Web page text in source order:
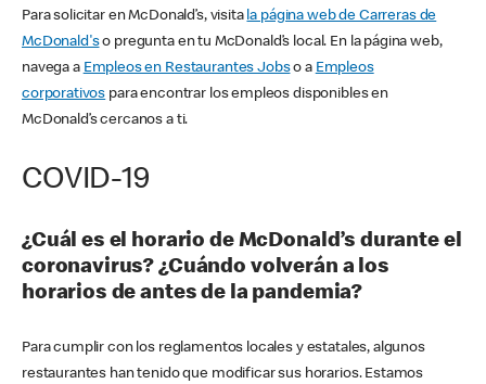
Para solicitar en McDonald’s, visita la página web de Carreras de
McDonald'so pregunta en tu McDonald’s local. En la página web,
navega a Empleos en Restaurantes Jobso a Empleos
corporativos para encontrar los empleos disponibles en
McDonald’s cercanos a ti.
COVID-19
¿Cuál es el horario de McDonald’s durante el
coronavirus? ¿Cuándo volverán a los
horarios de antes de la pandemia?
Para cumplir con los reglamentos locales y estatales, algunos
restaurantes han tenido que modificar sus horarios. Estamos